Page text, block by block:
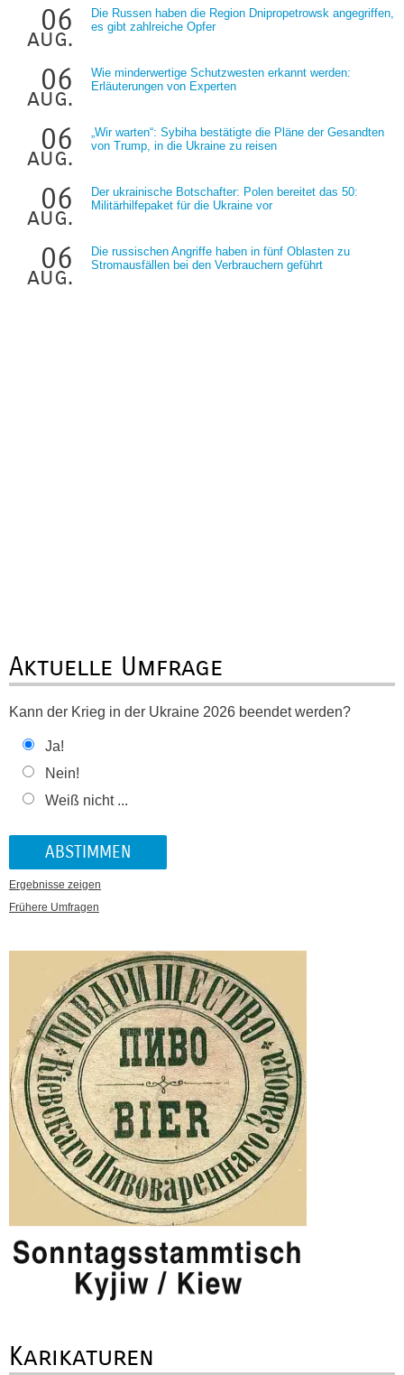
06
aug.
Die Russen haben die Region Dnipropetrowsk angegriffen,
es gibt zahlreiche Opfer
06
aug.
Wie minderwertige Schutzwesten erkannt werden:
Erläuterungen von Experten
06
aug.
„Wir warten“: Sybiha bestätigte die Pläne der Gesandten
von Trump, in die Ukraine zu reisen
06
aug.
Der ukrainische Botschafter: Polen bereitet das 50:
Militärhilfepaket für die Ukraine vor
06
aug.
Die russischen Angriffe haben in fünf Oblasten zu
Stromausfällen bei den Verbrauchern geführt
Aktuelle Umfrage
Kann der Krieg in der Ukraine 2026 beendet werden?
Ja!
Nein!
Weiß nicht ...
Ergebnisse zeigen
Frühere Umfragen
Karikaturen